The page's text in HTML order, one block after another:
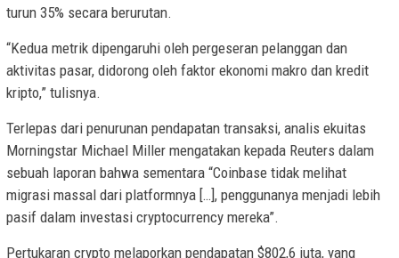
turun 35% secara berurutan.
“Kedua metrik dipengaruhi oleh pergeseran pelanggan dan
aktivitas pasar, didorong oleh faktor ekonomi makro dan kredit
kripto,” tulisnya.
Terlepas dari penurunan pendapatan transaksi, analis ekuitas
Morningstar Michael Miller mengatakan kepada Reuters dalam
sebuah laporan bahwa sementara “Coinbase tidak melihat
migrasi massal dari platformnya […], penggunanya menjadi lebih
pasif dalam investasi cryptocurrency mereka”.
Pertukaran crypto melaporkan pendapatan $802,6 juta, yang